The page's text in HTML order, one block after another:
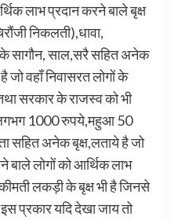
लाभ प्रदान करने बाले बृक्ष
निकलती),धावा,
के सागौन, साल,सरै सहित अनेक
वहाँ निवासरत लोगों के
सरकार के राजस्व को भी
लगभग 1000 रुपये,महुआ 50
सहित अनेक बृक्ष,लताये है जो
बाले लोगों को आर्थिक लाभ
लकड़ी के बृक्ष भी है जिनसे
प्रकार यदि देखा जाय तो